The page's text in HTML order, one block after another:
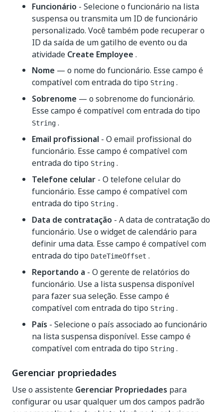
Funcionário - Selecione o funcionário na lista
suspensa ou transmita um ID de funcionário
personalizado. Você também pode recuperar o
ID da saída de um gatilho de evento ou da
atividade Create Employee .
Nome — o nome do funcionário. Esse campo é
compatível com entrada do tipo String .
Sobrenome — o sobrenome do funcionário.
Esse campo é compatível com entrada do tipo
String .
Email profissional - O email profissional do
funcionário. Esse campo é compatível com
entrada do tipo String .
Telefone celular - O telefone celular do
funcionário. Esse campo é compatível com
entrada do tipo String .
Data de contratação - A data de contratação do
funcionário. Use o widget de calendário para
definir uma data. Esse campo é compatível com
entrada do tipo DateTimeOffset .
Reportando a - O gerente de relatórios do
funcionário. Use a lista suspensa disponível
para fazer sua seleção. Esse campo é
compatível com entrada do tipo String .
País - Selecione o país associado ao funcionário
na lista suspensa disponível. Esse campo é
compatível com entrada do tipo String .
Gerenciar propriedades
Use o assistente Gerenciar Propriedades para
configurar ou usar qualquer um dos campos padrão